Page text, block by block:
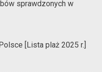
sprawdzonych w
[Lista plaż 2025 r.]